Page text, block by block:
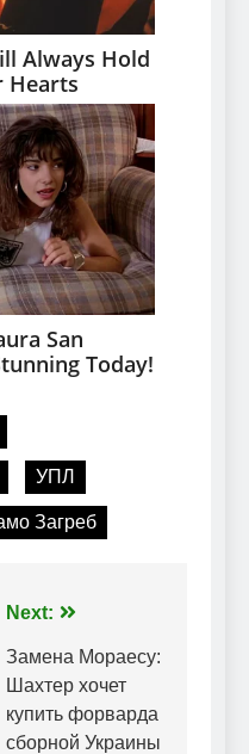
УПЛ
Загреб
Next:
Замена Мораесу:
Шахтер хочет
купить форварда
сборной Украины